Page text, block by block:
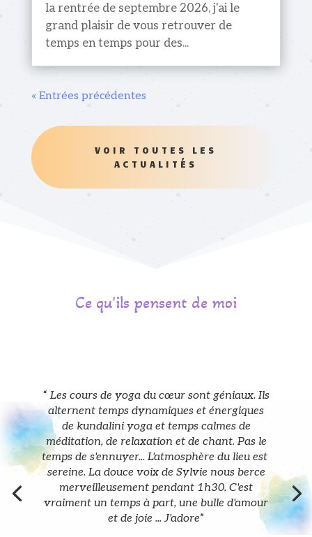
la rentrée de septembre 2026, j'ai le
grand plaisir de vous retrouver de
temps en temps pour des...
« Entrées précédentes
VOIR TOUTES LES
ACTUALITÉS
Ce qu'ils pensent de moi
“ Les cours de yoga du cœur sont géniaux. Ils
alternent temps dynamiques et énergiques
de kundalini yoga et temps calmes de
méditation, de relaxation et de chant. Pas le
temps de s'ennuyer... L'atmosphère du lieu est
sereine. La douce voix de Sylvie nous berce
merveilleusement pendant 1h30. C'est
vraiment un temps à part, une bulle d'amour
et de joie ... J'adore”